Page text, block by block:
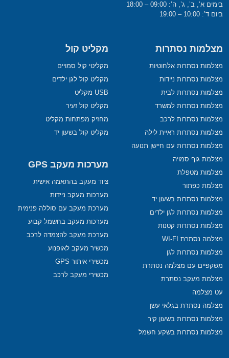
בימים א’, ב’, ג’, ה’: 09:00 – 18:00
ביום ד’: 10:00 – 19:00
מצלמות נסתרות
מצלמות נסתרות אלחוטיות
מצלמות נסתרות ניידות
מצלמות נסתרות לבית
מצלמות נסתרות למשרד
מצלמות נסתרות לרכב
מצלמות נסתרות ראיית לילה
מצלמות נסתרות עם חיישן תנועה
מצלמת גוף סמויה
מצלמות מטפלת
מצלמת כפתור
מצלמות נסתרות בשעון יד
מצלמות נסתרות לגן ילדים
מצלמות נסתרות קטנות
מצלמה נסתרת WI-FI
מצלמות נסתרות לגן
משקפיים עם מצלמה נסתרת
מצלמת מעקב נסתרת
עט מצלמה
מצלמה נסתרת בגלאי עשן
מצלמות נסתרות בשעון קיר
מצלמות נסתרות בשקע חשמל
מקליט קול
מקליטי קול סמויים
מקליט קול לגן ילדים
USB מקליט
מקליט קול זעיר
מחזיק מפתחות מקליט
מקליט קול בשעון יד
מערכות מעקב GPS
ציוד מעקב בהתאמה אישית
מערכות מעקב ניידות
מערכת מעקב עם סוללה פנימית
מערכות מעקב בחשמל קבוע
מערכת מעקב להצמדה לרכב
מכשיר מעקב לאופנוע
מכשירי איתור GPS
מכשירי מעקב לרכב